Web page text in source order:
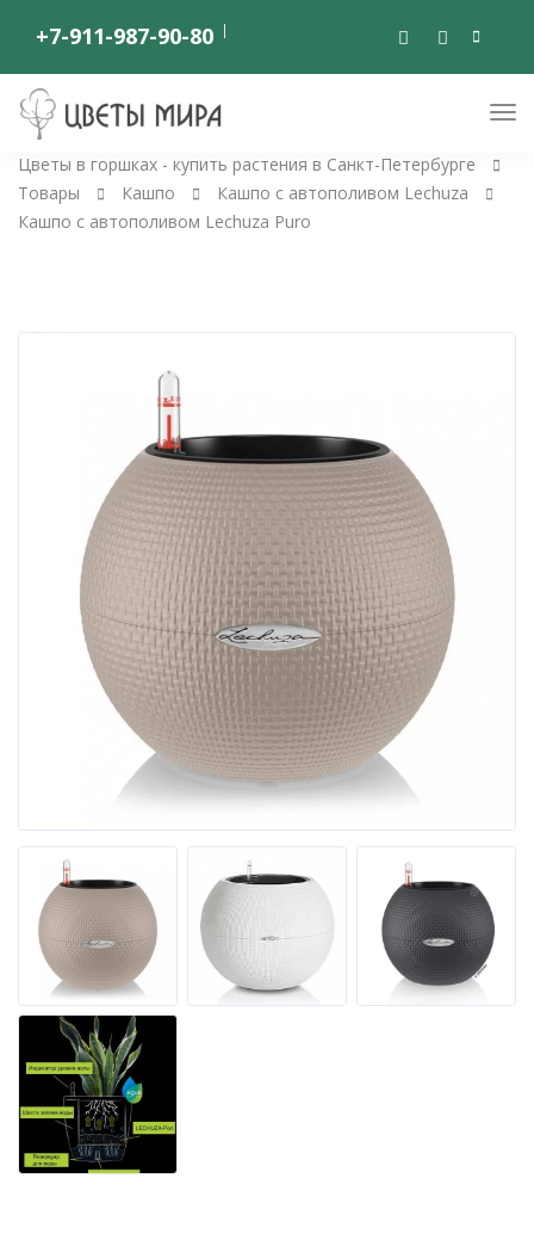
+7-911-987-90-80
Цветы в горшках - купить растения в Санкт-Петербурге
Товары
Кашпо
Кашпо с автополивом Lechuza
Кашпо с автополивом Lechuza Puro